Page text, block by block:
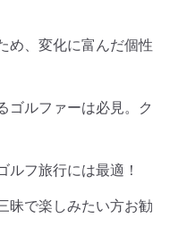
め、変化に富んだ個性
ゴルファーは必見。ク
ルフ旅行には最適！
昧で楽しみたい方お勧